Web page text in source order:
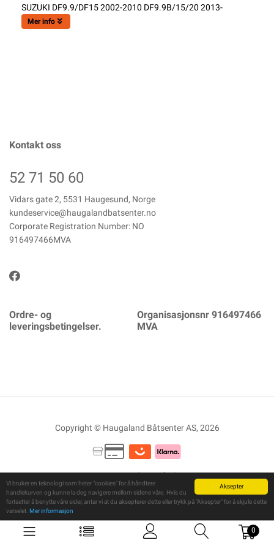
Aksepter
Vi bruker en teknologi som heter "cookies" for å håndtere
handlekurven og kunne la deg navigere mellom sidene våre. Hvis du
fortsetter å benytte våre sider, antar vi at du aksepterer dette eller trykk på "Aksepter" for å skjule dette
varselet. Mer informasjon
0
SUZUKI DF9.9/DF15 2002-2010 DF9.9B/15/20 2013-
Mer info
Kontakt oss
52 71 50 60
Vidars gate 2, 5531 Haugesund, Norge
kundeservice@haugalandbatsenter.no
Corporate Registration Number: NO
916497466MVA
Ordre- og
leveringsbetingelser.
Organisasjonsnr 916497466
MVA
Copyright © Haugaland Båtsenter AS, 2026
Powered ByTelaris